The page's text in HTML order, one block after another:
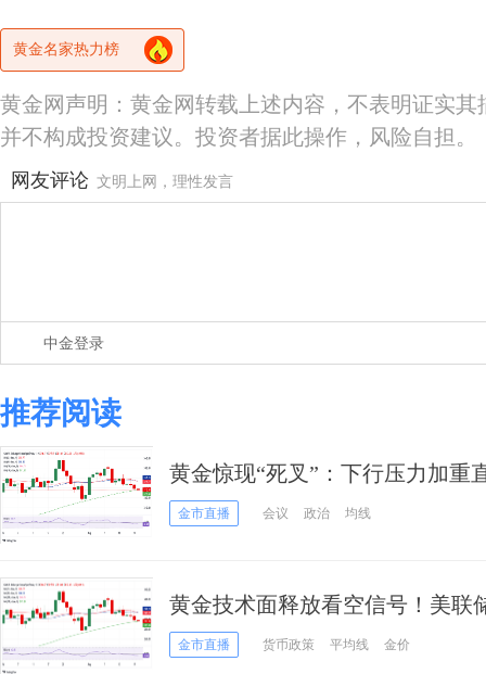
黄金名家热力榜
黄金网声明：黄金网转载上述内容，不表明证实
并不构成投资建议。投资者据此操作，风险自担。
网友评论 文明上网，理性发言
中金登录
推荐阅读
黄金惊现“死叉”：下行压力加重
要恐没看点
金市直播 会议 政治 均线
黄金技术面释放看空信号！美联
分析师金价交易分析
金市直播 货币政策 平均线 金价